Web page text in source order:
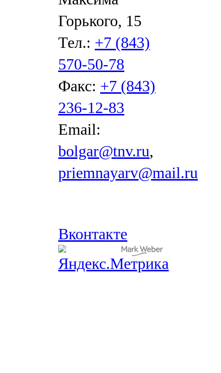
Горького, 15
Тел.: +7 (843)
570-50-78
Факс: +7 (843)
236-12-83
Email:
bolgar@tnv.ru,
priemnayarv@mail.ru
Вконтакте